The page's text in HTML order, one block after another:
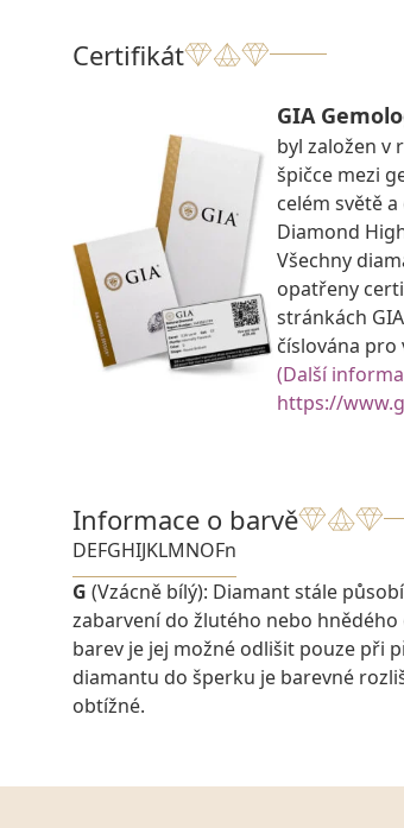
Certifikát
GIA
byl založen v
špičce mezi
celém světě
Diamond
Všechny
opatřeny
stránkách
číslována pro
(Další
https://
Informace o barvě
DEFGHIJKLMNOFn
G (Vzácně bílý): Diamant stále
zabarvení do žlutého nebo
barev je jej možné odlišit pouze při
diamantu do šperku je barevné
obtížné.